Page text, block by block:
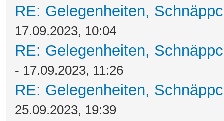
RE: Gelegenheiten,
17.09.2023, 10:04
RE: Gelegenheiten,
- 17.09.2023, 11:26
RE: Gelegenheiten,
25.09.2023, 19:39